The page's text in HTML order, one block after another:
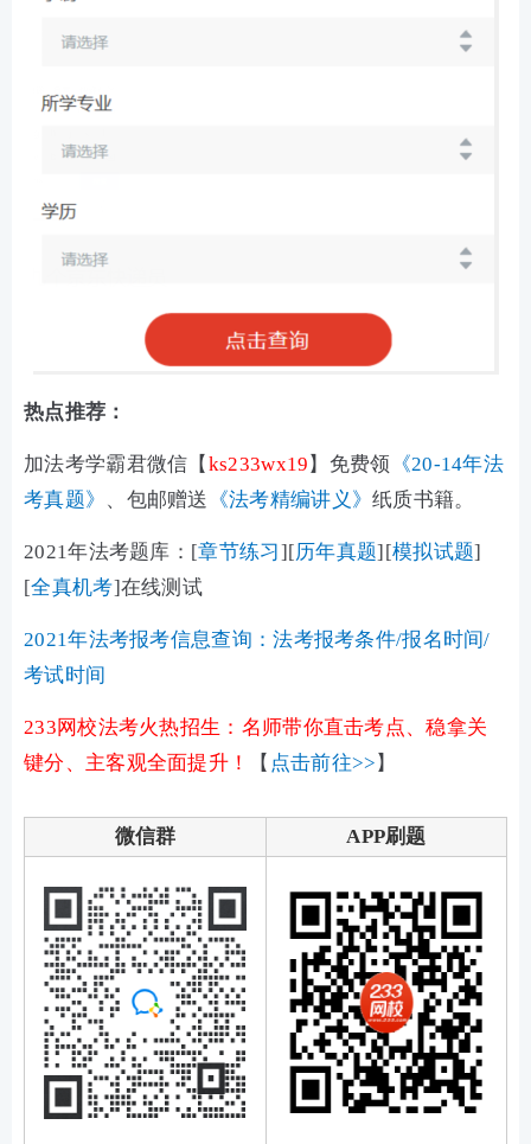
热点推荐：
加法考学霸君微信【 ks233wx19 】免费领 《20-14年法
考真题》 、包邮赠送 《法考精编讲义》纸质书籍。
2021年法考题库：[章节练习][历年真题][模拟试题]
[全真机考]在线测试
2021年法考报考信息查询：法考报考条件/报名时间/
考试时间
233网校法考火热招生：名师带你直击考点、稳拿关
键分、主客观全面提升！
【 点击前往>> 】
微信群 APP刷题